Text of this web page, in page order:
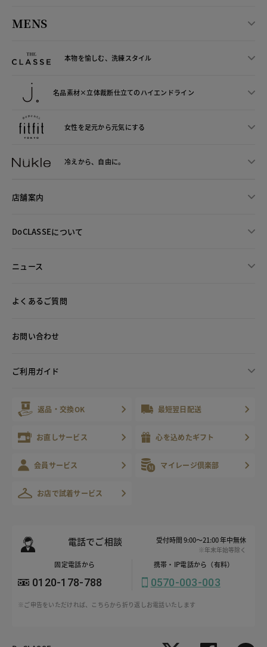
MENS
本物を愉しむ、洗練スタイル
名品素材×立体裁断仕立てのハイエンドライン
女性を足元から元気にする
冷えから、 自由に。
店舗案内
DoCLASSEについて
ニュース
よくあるご質問
お問い合わせ
ご利用ガイド
返品・交換OK 最短翌日配送
お直しサービス 心を込めたギフト
会員サービス マイレージ倶楽部
お店で試着サービス
電話でご相談 受付時間 9:00～21:00 年中無休
※年末年始等除く
固定電話から
0120-178-788
携帯・IP電話から（有料）
0570-003-003
※ご申告をいただければ、こちらから折り返しお電話いたします